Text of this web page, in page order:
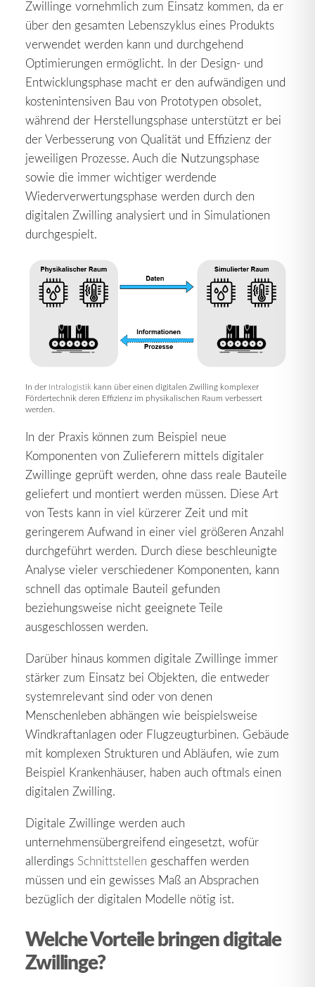
Zwillinge vornehmlich zum Einsatz kommen, da er
über den gesamten Lebenszyklus eines Produkts
verwendet werden kann und durchgehend
Optimierungen ermöglicht. In der Design- und
Entwicklungsphase macht er den aufwändigen und
kostenintensiven Bau von Prototypen obsolet,
während der Herstellungsphase unterstützt er bei
der Verbesserung von Qualität und Effizienz der
jeweiligen Prozesse. Auch die Nutzungsphase
sowie die immer wichtiger werdende
Wiederverwertungsphase werden durch den
digitalen Zwilling analysiert und in Simulationen
durchgespielt.
In der Intralogistik kann über einen digitalen Zwilling komplexer
Fördertechnik deren Effizienz im physikalischen Raum verbessert
werden.
In der Praxis können zum Beispiel neue
Komponenten von Zulieferern mittels digitaler
Zwillinge geprüft werden, ohne dass reale Bauteile
geliefert und montiert werden müssen. Diese Art
von Tests kann in viel kürzerer Zeit und mit
geringerem Aufwand in einer viel größeren Anzahl
durchgeführt werden. Durch diese beschleunigte
Analyse vieler verschiedener Komponenten, kann
schnell das optimale Bauteil gefunden
beziehungsweise nicht geeignete Teile
ausgeschlossen werden.
Darüber hinaus kommen digitale Zwillinge immer
stärker zum Einsatz bei Objekten, die entweder
systemrelevant sind oder von denen
Menschenleben abhängen wie beispielsweise
Windkraftanlagen oder Flugzeugturbinen. Gebäude
mit komplexen Strukturen und Abläufen, wie zum
Beispiel Krankenhäuser, haben auch oftmals einen
digitalen Zwilling.
Digitale Zwillinge werden auch
unternehmensübergreifend eingesetzt, wofür
allerdings Schnittstellen geschaffen werden
müssen und ein gewisses Maß an Absprachen
bezüglich der digitalen Modelle nötig ist.
Welche Vorteile bringen digitale
Zwillinge?